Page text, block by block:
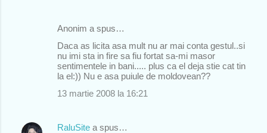
Anonim a spus…
Daca as licita asa mult nu ar mai conta gestul..si
nu imi sta in fire sa fiu fortat sa-mi masor
sentimentele in bani..... plus ca el deja stie cat tin
la el:)) Nu e asa puiule de moldovean??
13 martie 2008 la 16:21
RaluSite a spus…